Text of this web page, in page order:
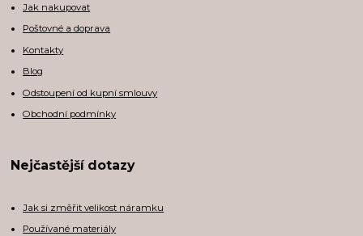
Jak nakupovat
Poštovné a doprava
Kontakty
Blog
Odstoupení od kupní smlouvy
Obchodní podmínky
Nejčastější dotazy
Jak si změřit velikost náramku
Používané materiály